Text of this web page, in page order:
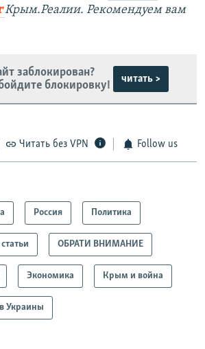
Крым.Реалии. Рекомендуем вам
заблокирован?
блокировку!
читать >
Читать без VPN Follow us
Россия Политика
ОБРАТИ ВНИМАНИЕ
Экономика Крым и война
Украины